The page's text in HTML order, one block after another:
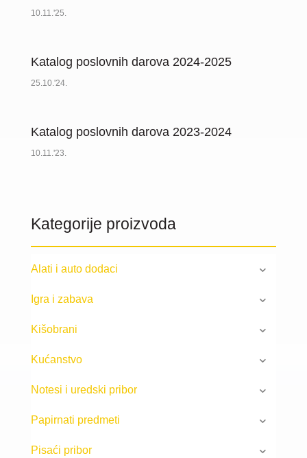
10.11.'25.
Katalog poslovnih darova 2024-2025
25.10.'24.
Katalog poslovnih darova 2023-2024
10.11.'23.
Kategorije proizvoda
Alati i auto dodaci
Igra i zabava
Kišobrani
Kućanstvo
Notesi i uredski pribor
Papirnati predmeti
Pisaći pribor